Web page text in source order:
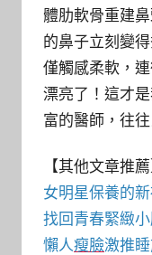
體肋軟骨重建
的鼻子立刻變
僅觸感柔軟，
漂亮了！這才
富的醫師，往
【其他文章推薦
女明星保養的
找回青春緊緻
懶人瘦臉激推